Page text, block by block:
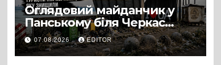
Оглядовий майданчик у
Панському біля Черкас
перетворився на занедбане
сміттєзвалище
07.08.2026 EDITOR